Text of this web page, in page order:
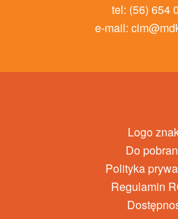
tel: (56) 654
e-mail:
Logo
Do
Polityka
Regulamin